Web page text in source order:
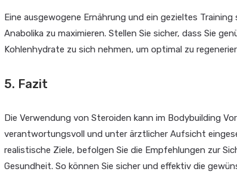
Eine ausgewogene Ernährung und ein gezieltes
Anabolika zu maximieren. Stellen Sie sicher, dass Sie
Kohlenhydrate zu sich nehmen, um optimal zu
5. Fazit
Die Verwendung von Steroiden kann im Bodybuilding
verantwortungsvoll und unter ärztlicher Aufsicht
realistische Ziele, befolgen Sie die Empfehlungen zur
Gesundheit. So können Sie sicher und effektiv die